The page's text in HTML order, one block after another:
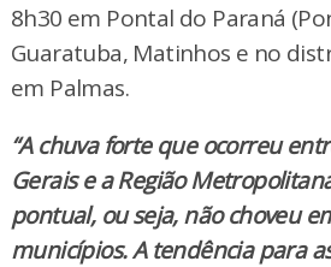
8h30 em Pontal do Paraná
Guaratuba, Matinhos e no
em Palmas.
“A chuva forte que ocorreu
Gerais e a Região
pontual, ou seja, não choveu
municípios. A tendência para